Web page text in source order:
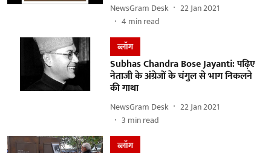
NewsGram Desk
22 Jan 2021
4 min read
ब्लॉग
Subhas Chandra Bose Jayanti: पढ़िए
नेताजी के अंग्रेजों के चंगुल से भाग निकलने
की गाथा
NewsGram Desk
22 Jan 2021
3 min read
ब्लॉग